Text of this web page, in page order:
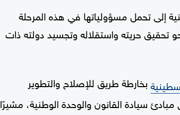
إلى تحمل مسؤولياتها في هذه المرحلة
حريته واستقلاله وتجسيد دولته ذات
بخارطة طريق للإصلاح والتطوير
سيادة القانون والوحدة الوطنية، مشيرًا